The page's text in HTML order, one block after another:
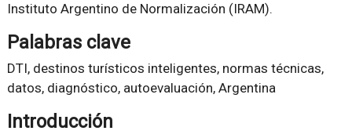
Instituto Argentino de Normalización (IRAM).
Palabras clave
DTI, destinos turísticos inteligentes, normas técnicas,
datos, diagnóstico, autoevaluación, Argentina
Introducción